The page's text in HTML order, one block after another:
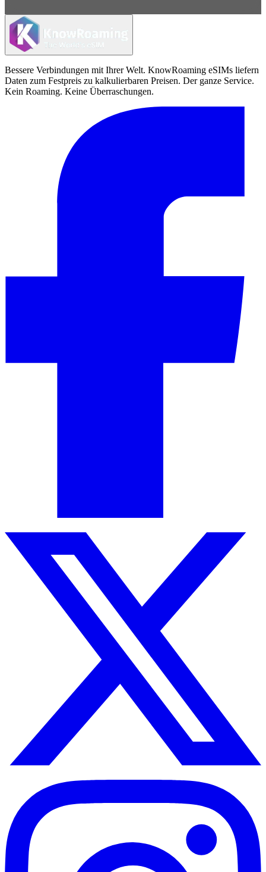
Bessere Verbindungen mit Ihrer Welt. KnowRoaming eSIMs liefern
Daten zum Festpreis zu kalkulierbaren Preisen. Der ganze Service.
Kein Roaming. Keine Überraschungen.